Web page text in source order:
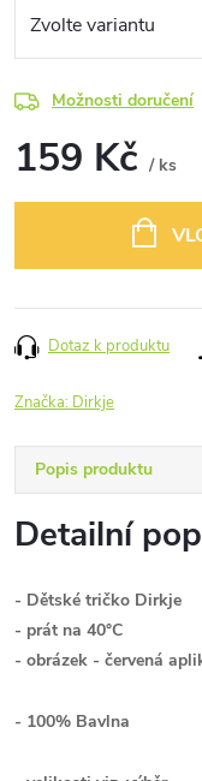
Možnosti doručení
159 Kč / ks
Dotaz k produktu
Značka: Dirkje
Popis produktu
Detailní
- Dětské tričko Dirkje
- prát na 40°C
- obrázek - červená
- 100% Bavlna